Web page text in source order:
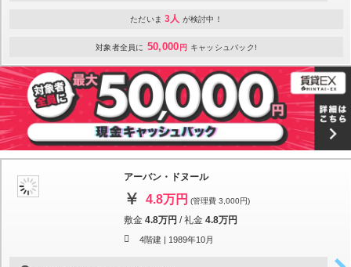
ただいま 3人 が検討中！
対象者全員に 50,000 円 キャッシュバック!
アーバン・ドヌール
4.8万円 (管理費 3,000円)
敷金 4.8万円 /礼金 4.8万円
4階建 | 1989年10月